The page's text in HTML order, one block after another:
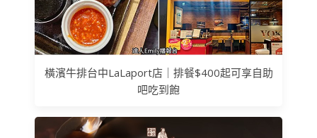
橫濱牛排台中LaLaport店｜排餐$400起可享自助
吧吃到飽